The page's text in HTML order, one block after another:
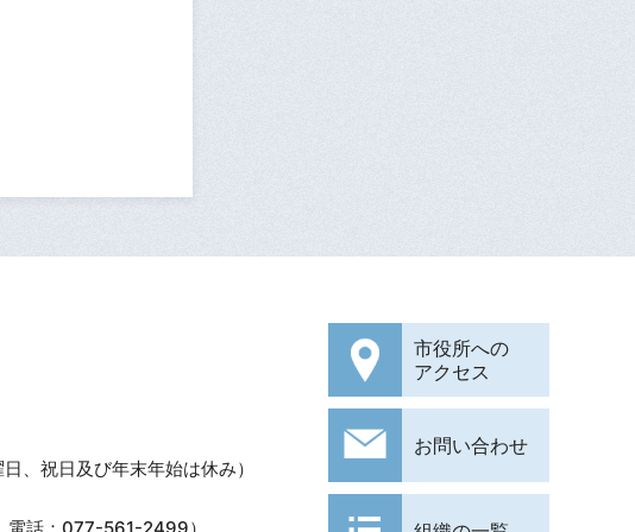
、祝日及び年末年始は休み）
市役所への
アクセス
お問い合わせ